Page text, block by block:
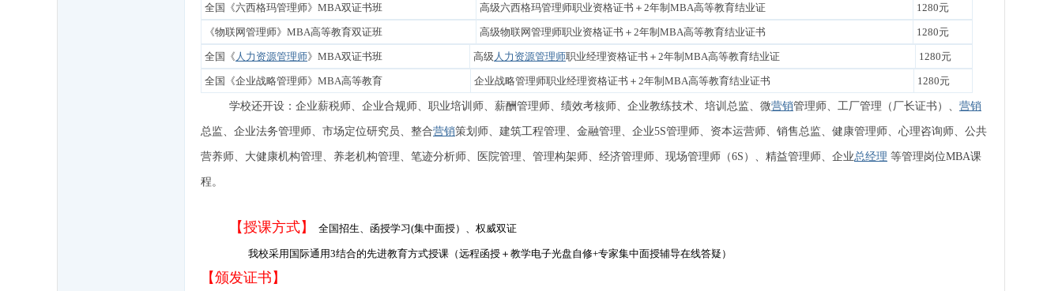
全国《六西格玛管理师》 MBA双证书班 高级六西格玛管理师职业资格证书＋2年制MBA高等教育结业证 1280元
《物联网管理师》 MBA高等教育双证班 高级物联网管理师职业资格证书＋2年制MBA高等教育结业证书 1280元
全国《 人力资源管理师》 MBA双证书班 高级 人力资源管理师职业经理资格证书＋2年制MBA高等教育结业证 1280元
全国《企业战略管理师》MBA高等教育 企业战略管理师职业经理资格证书＋2年制MBA高等教育结业证书 1280元
学校还开设：企业薪税师、企业合规师、职业培训师、薪酬管理师、绩效考核师、企业教练技术、培训总监、微营销管理师、工厂管理（厂长证书）、 营销
总监、企业法务管理师、市场定位研究员、整合营销策划师、建筑工程管理、金融管理、企业5S管理师、资本运营师、销售总监、健康管理师、心理咨询师、公共
营养师、大健康机构管理、养老机构管理、笔迹分析师、医院管理、管理构架师、经济管理师、现场管理师（6S）、精益管理师、企业总经理 等管理岗位MBA课
程。
【授课方式】 全国招生、函授学习(集中面授）、权威双证
我校采用国际通用3结合的先进教育方式授课（远程函授＋教学电子光盘自修+专家集中面授辅导在线答疑）
【颁发证书】